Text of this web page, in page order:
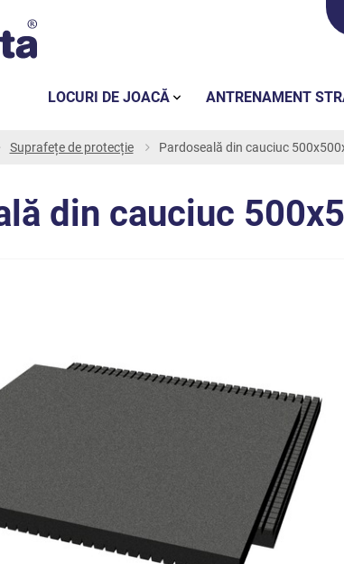
Suprafețe de protecție Pardoseală din cauciuc
din cauciuc
LOCURI DE JOACĂ ANTRENAMENT